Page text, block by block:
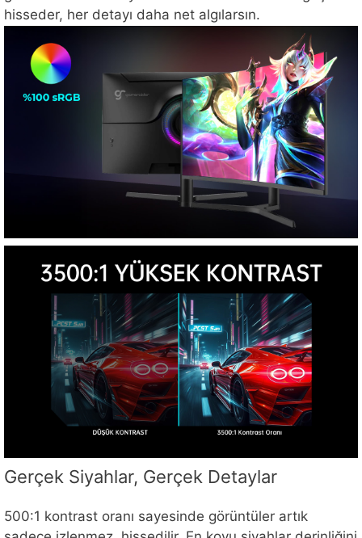
hisseder, her detayı daha net algılarsın.
Gerçek Siyahlar, Gerçek Detaylar
500:1 kontrast oranı sayesinde görüntüler artık